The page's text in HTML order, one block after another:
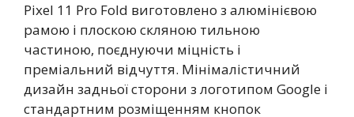
Pixel 11 Pro Fold виготовлено з алюмінієвою
рамою і плоскою скляною тильною
частиною, поєднуючи міцність і
преміальний відчуття. Мінімалістичний
дизайн задньої сторони з логотипом Google і
стандартним розміщенням кнопок